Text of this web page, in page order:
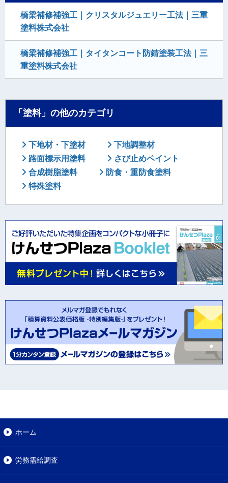
橋梁補修補強工｜クリスタルジュエリー工法｜三重
塗料株式会社
橋梁補修補強工｜タイタンコート防錆塗装工法｜三
重塗料株式会社
「塗料」の他のカテゴリ
下地材・下塗材
下地調整材
路面標示用塗料
さび止めペイント
合成樹脂塗料
防食・重防食塗料
特殊塗料
ホーム
労務需給調査